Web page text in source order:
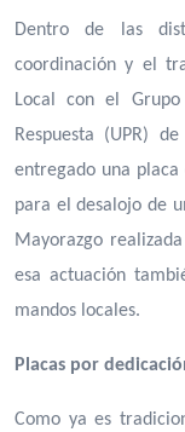
Dentro de las
coordinación y el
Local con el
Respuesta (UPR)
entregado una
para el desalojo de
Mayorazgo
esa actuación
mandos locales.
Placas por
Como ya es